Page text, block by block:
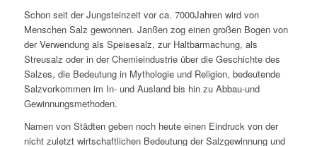
Schon seit der Jungsteinzeit vor ca. 7000Jahren wird von
Menschen Salz gewonnen. Janßen zog einen großen Bogen von
der Verwendung als Speisesalz, zur Haltbarmachung, als
Streusalz oder in der Chemieindustrie über die Geschichte des
Salzes, die Bedeutung in Mythologie und Religion, bedeutende
Salzvorkommen im In- und Ausland bis hin zu Abbau-und
Gewinnungsmethoden.
Namen von Städten geben noch heute einen Eindruck von der
nicht zuletzt wirtschaftlichen Bedeutung der Salzgewinnung und